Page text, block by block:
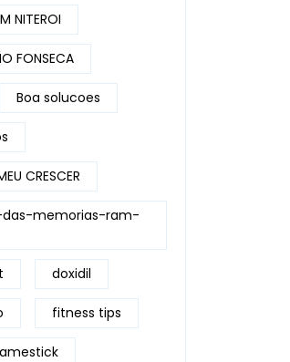
NITEROI
FONSECA
Boa solucoes
CRESCER
memorias-ram-
doxidil
fitness tips